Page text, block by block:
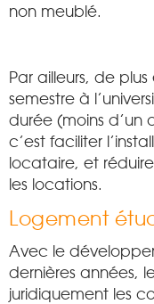
non meublé.
Par ailleurs, de
semestre à
durée (moins d’un
c’est faciliter
locataire, et
les locations.
Logement
Avec le
dernières années,
juridiquement les